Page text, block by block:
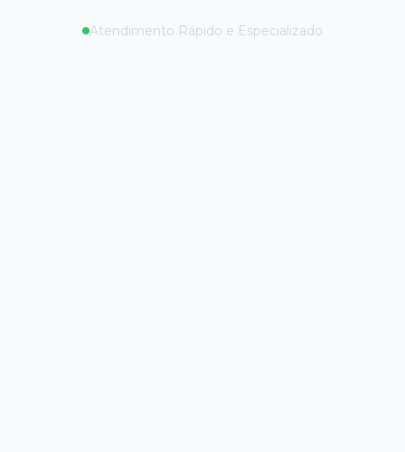
Atendimento Rápido e Especializado